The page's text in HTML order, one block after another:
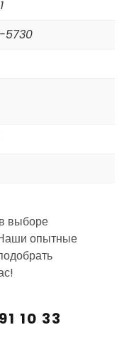
5730
выборе
опытные
10 33